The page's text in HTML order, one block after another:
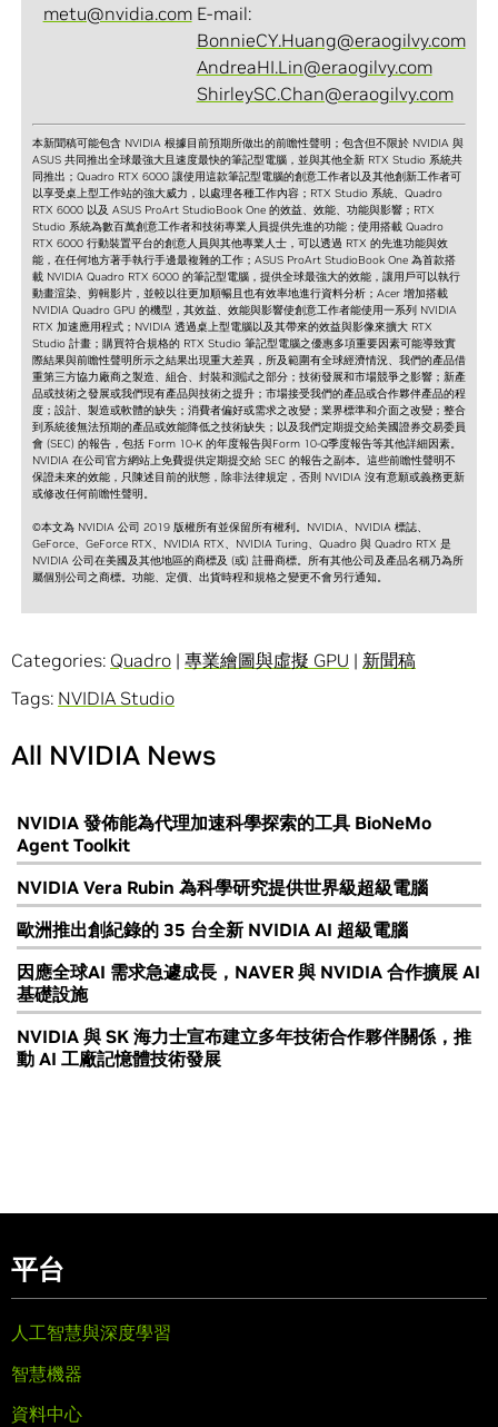
metu@nvidia.com E-mail:
BonnieCY.Huang@eraogilvy.com
AndreaHI.Lin@eraogilvy.com
ShirleySC.Chan@eraogilvy.com
本新聞稿可能包含 NVIDIA 根據目前預期所做出的前瞻性聲明；包含但不限於 NVIDIA 與
ASUS 共同推出全球最強大且速度最快的筆記型電腦，並與其他全新 RTX Studio 系統共
同推出；Quadro RTX 6000 讓使用這款筆記型電腦的創意工作者以及其他創新工作者可
以享受桌上型工作站的強大威力，以處理各種工作內容；RTX Studio 系統、Quadro
RTX 6000 以及 ASUS ProArt StudioBook One 的效益、效能、功能與影響；RTX
Studio 系統為數百萬創意工作者和技術專業人員提供先進的功能；使用搭載 Quadro
RTX 6000 行動裝置平台的創意人員與其他專業人士，可以透過 RTX 的先進功能與效
能，在任何地方著手執行手邊最複雜的工作；ASUS ProArt StudioBook One 為首款搭
載 NVIDIA Quadro RTX 6000 的筆記型電腦，提供全球最強大的效能，讓用戶可以執行
動畫渲染、剪輯影片，並較以往更加順暢且也有效率地進行資料分析；Acer 增加搭載
NVIDIA Quadro GPU 的機型，其效益、效能與影響使創意工作者能使用一系列 NVIDIA
RTX 加速應用程式；NVIDIA 透過桌上型電腦以及其帶來的效益與影像來擴大 RTX
Studio 計畫；購買符合規格的 RTX Studio 筆記型電腦之優惠多項重要因素可能導致實
際結果與前瞻性聲明所示之結果出現重大差異，所及範圍有全球經濟情況、我們的產品借
重第三方協力廠商之製造、組合、封裝和測試之部分；技術發展和市場競爭之影響；新產
品或技術之發展或我們現有產品與技術之提升；市場接受我們的產品或合作夥伴產品的程
度；設計、製造或軟體的缺失；消費者偏好或需求之改變；業界標準和介面之改變；整合
到系統後無法預期的產品或效能降低之技術缺失；以及我們定期提交給美國證券交易委員
會 (SEC) 的報告，包括 Form 10-K 的年度報告與Form 10-Q季度報告等其他詳細因素。
NVIDIA 在公司官方網站上免費提供定期提交給 SEC 的報告之副本。這些前瞻性聲明不
保證未來的效能，只陳述目前的狀態，除非法律規定，否則 NVIDIA 沒有意願或義務更新
或修改任何前瞻性聲明。
©本文為 NVIDIA 公司 2019 版權所有並保留所有權利。NVIDIA、NVIDIA 標誌、
GeForce、GeForce RTX、NVIDIA RTX、NVIDIA Turing、Quadro 與 Quadro RTX 是
NVIDIA 公司在美國及其他地區的商標及 (或) 註冊商標。所有其他公司及產品名稱乃為所
屬個別公司之商標。功能、定價、出貨時程和規格之變更不會另行通知。
Categories: Quadro | 專業繪圖與虛擬 GPU | 新聞稿
Tags: NVIDIA Studio
All NVIDIA News
NVIDIA 發佈能為代理加速科學探索的工具 BioNeMo
Agent Toolkit
NVIDIA Vera Rubin 為科學研究提供世界級超級電腦
歐洲推出創紀錄的 35 台全新 NVIDIA AI 超級電腦
因應全球AI 需求急遽成長，NAVER 與 NVIDIA 合作擴展 AI
基礎設施
NVIDIA 與 SK 海力士宣布建立多年技術合作夥伴關係，推
動 AI 工廠記憶體技術發展
平台
人工智慧與深度學習
智慧機器
資料中心